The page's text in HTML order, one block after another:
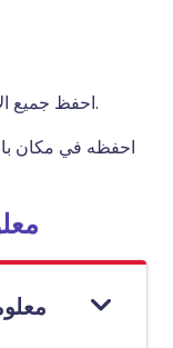
احفظ جميع الأدوية بعيدًا عن متناول ورؤية الأطفال.
احفظه في مكان